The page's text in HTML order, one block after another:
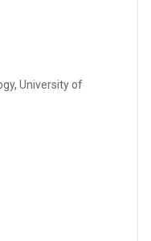
University of